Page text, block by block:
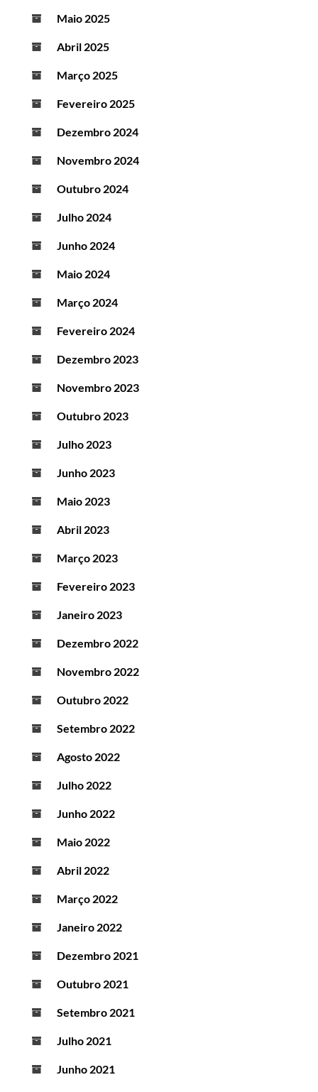
Maio 2025
Abril 2025
Março 2025
Fevereiro 2025
Dezembro 2024
Novembro 2024
Outubro 2024
Julho 2024
Junho 2024
Maio 2024
Março 2024
Fevereiro 2024
Dezembro 2023
Novembro 2023
Outubro 2023
Julho 2023
Junho 2023
Maio 2023
Abril 2023
Março 2023
Fevereiro 2023
Janeiro 2023
Dezembro 2022
Novembro 2022
Outubro 2022
Setembro 2022
Agosto 2022
Julho 2022
Junho 2022
Maio 2022
Abril 2022
Março 2022
Janeiro 2022
Dezembro 2021
Outubro 2021
Setembro 2021
Julho 2021
Junho 2021